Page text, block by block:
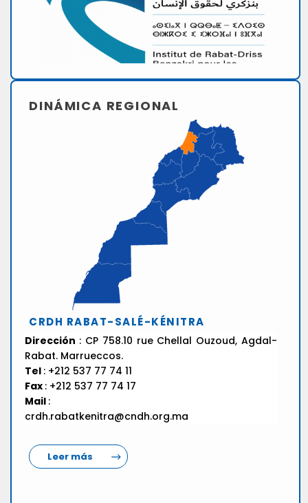
DINÁMICA REGIONAL
CRDH RABAT-SALÉ-KÉNITRA
Dirección : CP 758.10 rue Chellal Ouzoud, Agdal-
Rabat. Marrueccos.
Tel : +212 537 77 74 11
Fax : +212 537 77 74 17
Mail :
crdh.rabatkenitra@cndh.org.ma
Leer más